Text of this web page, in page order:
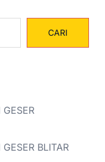
CARI
BLITAR